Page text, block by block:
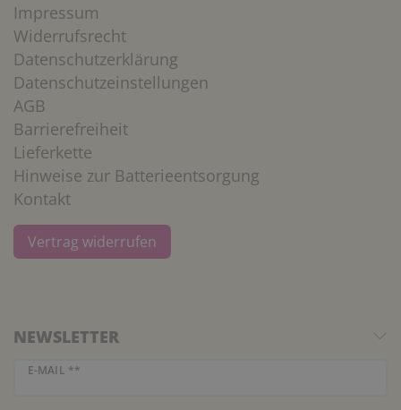
Impressum
Widerrufsrecht
Datenschutzerklärung
Datenschutzeinstellungen
AGB
Barrierefreiheit
Lieferkette
Hinweise zur Batterieentsorgung
Kontakt
Vertrag widerrufen
NEWSLETTER
E-MAIL **
Newsletter Honig